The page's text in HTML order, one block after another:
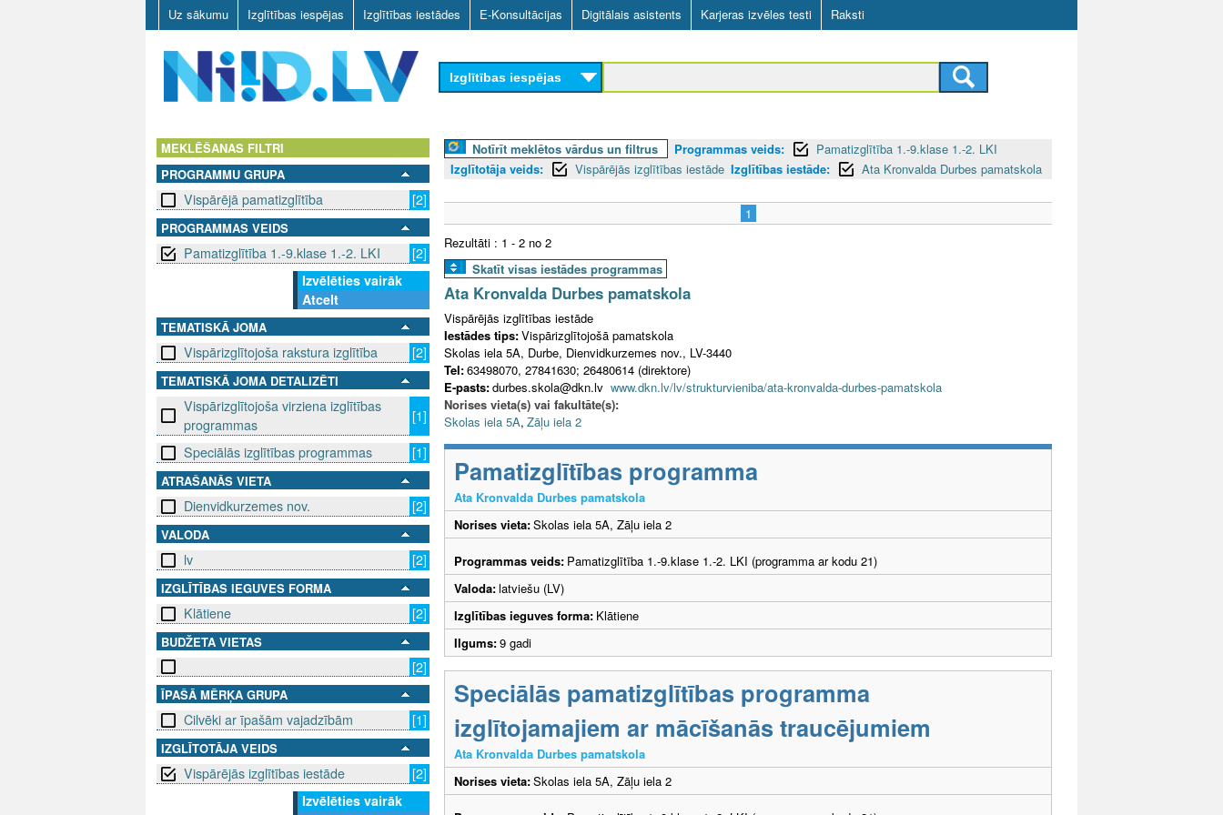
Skip
to
main
content
Uz sākumu Izglītības iespējas Izglītības iestādes E-Konsultācijas Digitālais asistents Karjeras izvēles testi Raksti
D
V
Izglītības iespējas
MEKLĒŠANAS FILTRI
PROGRAMMU GRUPA
Vispārējā pamatizglītība [2]
PROGRAMMAS VEIDS
Pamatizglītība 1.-9.klase 1.-2. LKI
[2]
Izvēlēties vairāk
Atcelt
TEMATISKĀ JOMA
Vispārizglītojoša rakstura izglītība [2]
TEMATISKĀ JOMA DETALIZĒTI
Vispārizglītojoša virziena izglītības
programmas
[1]
Speciālās izglītības programmas
[1]
ATRAŠANĀS VIETA
Dienvidkurzemes nov. [2]
VALODA
lv [2]
IZGLĪTĪBAS IEGUVES FORMA
Klātiene [2]
BUDŽETA VIETAS
[2]
ĪPAŠĀ MĒRĶA GRUPA
Cilvēki ar īpašām vajadzībām [1]
IZGLĪTOTĀJA VEIDS
Vispārējās izglītības iestāde
[2]
Izvēlēties vairāk
Notīrīt meklētos vārdus un filtrus Programmas veids:
Pamatizglītība 1.-9.klase 1.-2. LKI
Izglītotāja veids:
Vispārējās izglītības iestāde Izglītības iestāde: Ata Kronvalda Durbes pamatskola
1
Rezultāti : 1 - 2 no 2
Skatīt visas iestādes programmas
Ata Kronvalda Durbes pamatskola
Vispārējās izglītības iestāde
Iestādes tips:Vispārizglītojošā pamatskola
Skolas iela 5A, Durbe, Dienvidkurzemes nov., LV-3440
Tel:63498070, 27841630; 26480614 (direktore)
E-pasts:durbes.skola@dkn.lv www.dkn.lv/lv/strukturvieniba/ata-kronvalda-durbes-pamatskola
Norises vieta(s) vai fakultāte(s):
Skolas iela 5A, Zāļu iela 2
Pamatizglītības programma
Ata Kronvalda Durbes pamatskola
Norises vieta:Skolas iela 5A, Zāļu iela 2
Programmas veids: Pamatizglītība 1.-9.klase 1.-2. LKI (programma ar kodu 21)
Valoda:latviešu (LV)
Izglītības ieguves forma: Klātiene
Ilgums:9 gadi
Speciālās pamatizglītības programma
izglītojamajiem ar mācīšanās traucējumiem
Ata Kronvalda Durbes pamatskola
Norises vieta:Skolas iela 5A, Zāļu iela 2